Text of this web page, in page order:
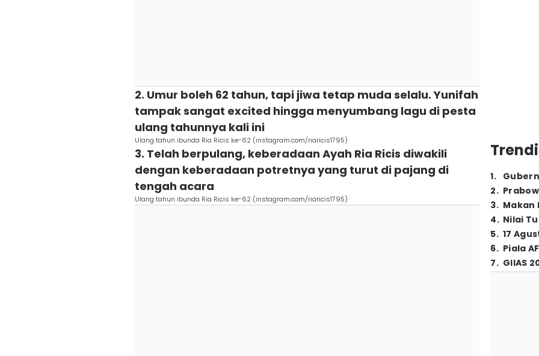
2. Umur boleh 62 tahun, tapi jiwa tetap muda selalu. Yunifah
tampak sangat excited hingga menyumbang lagu di pesta
ulang tahunnya kali ini
Ulang tahun ibunda Ria Ricis ke-62 (instagram.com/riaricis1795)
3. Telah berpulang, keberadaan Ayah Ria Ricis diwakili
dengan keberadaan potretnya yang turut di pajang di
tengah acara
Ulang tahun ibunda Ria Ricis ke-62 (instagram.com/riaricis1795)
1.
2.
3. Makan
4. Nilai
5. 17
6. Piala
7. GIIAS